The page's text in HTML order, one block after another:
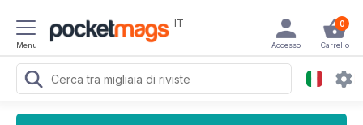
Menu
IT 0
Carrello
Accesso